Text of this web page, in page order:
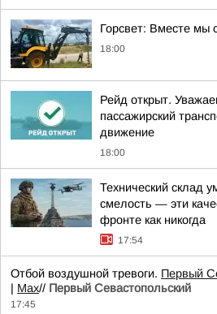
Горсвет: Вместе мы
18:00
Рейд открыт.
пассажирский
движение
18:00
Технический склад
смелость — эти
фронте как никогда
17:54
Отбой воздушной тревоги. Первый
| Max// Первый Севастопольский
17:45